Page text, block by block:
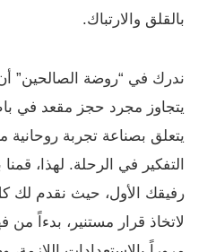
بالقلق والارتباك.
ندرك في “روضة الصالحين”
يتجاوز مجرد حجز مقعد في
يتعلق بصناعة تجربة روحانية
التفكير في الرحلة. لهذا،
رفيقك الأول، حيث نقدم لك
لاتخاذ قرار مستنير، بدءاً من